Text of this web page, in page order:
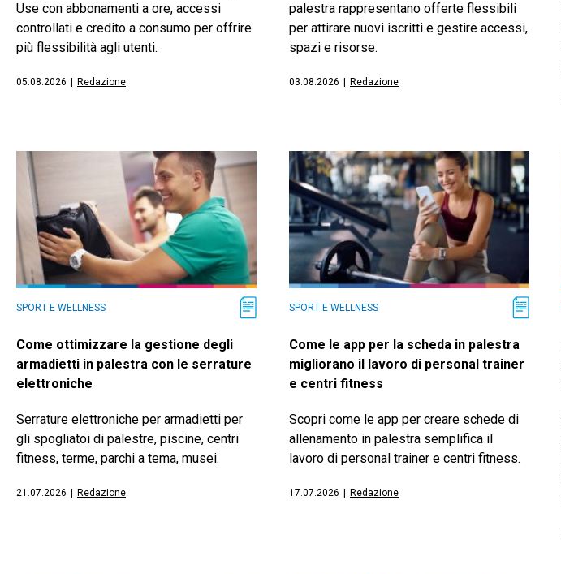
Use con abbonamenti a ore, accessi
controllati e credito a consumo per offrire
più flessibilità agli utenti.
05.08.2026 Redazione
palestra rappresentano offerte flessibili
per attirare nuovi iscritti e gestire accessi,
spazi e risorse.
03.08.2026 Redazione
SPORT E WELLNESS
Come ottimizzare la gestione degli
armadietti in palestra con le serrature
elettroniche
Serrature elettroniche per armadietti per
gli spogliatoi di palestre, piscine, centri
fitness, terme, parchi a tema, musei.
21.07.2026 Redazione
SPORT E WELLNESS
Come le app per la scheda in palestra
migliorano il lavoro di personal trainer
e centri fitness
Scopri come le app per creare schede di
allenamento in palestra semplifica il
lavoro di personal trainer e centri fitness.
17.07.2026 Redazione